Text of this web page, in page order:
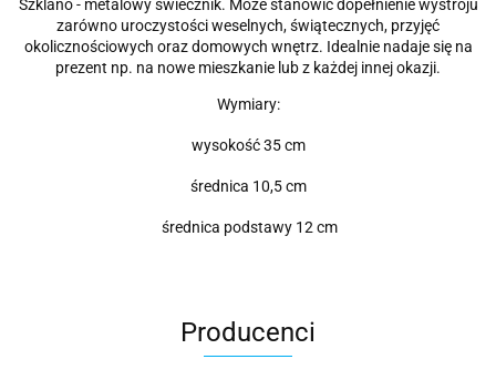
Szklano - metalowy świecznik. Może stanowić dopełnienie wystroju
zarówno uroczystości weselnych, świątecznych, przyjęć
okolicznościowych oraz domowych wnętrz. Idealnie nadaje się na
prezent np. na nowe mieszkanie lub z każdej innej okazji.
Wymiary:
wysokość 35 cm
średnica 10,5 cm
średnica podstawy 12 cm
Producenci